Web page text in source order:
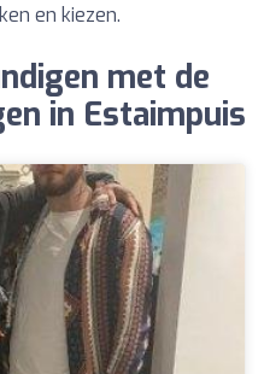
en kiezen.
met de
in Estaimpuis